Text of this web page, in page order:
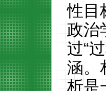
性目
政治
过“
涵。
析是